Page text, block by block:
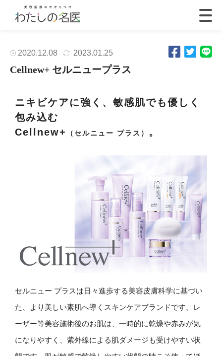
2020.12.08 2023.01.25
Cellnew+ セルニュープラス
ニキビケアに強く、敏感肌でも優しく
包み込む
Cellnew+
（セルニュー プラス） 。
セルニュー プラスは日々進歩する美容皮膚科学に基づい
た、より美しい素肌へ導くスキンケアブランドです。レ
ーザー等美容施術後のお肌は、一時的に乾燥や赤みが気
になりやすく、紫外線による肌ダメージも受けやすい状